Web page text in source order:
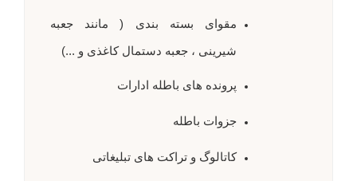
مقوای بسته بندی ( مانند جعبه
شیرینی ، جعبه دستمال کاغذی و ...)
پرونده های باطله ادارات
جزوات باطله
کاتالوگ و تراکت های تبلیغاتی